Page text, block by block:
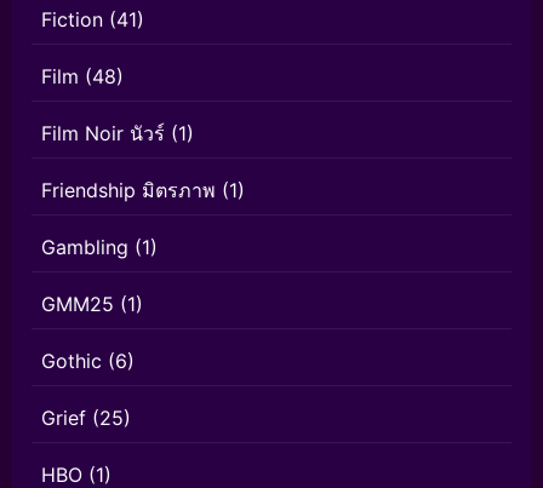
Fiction (41)
Film (48)
Film Noir นัวร์ (1)
Friendship มิตรภาพ (1)
Gambling (1)
GMM25 (1)
Gothic (6)
Grief (25)
HBO (1)